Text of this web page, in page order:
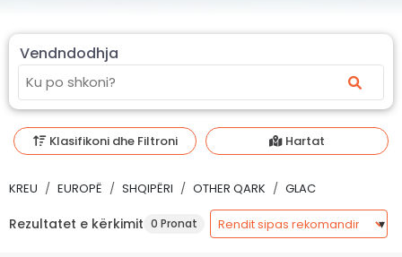
Vendndodhja
Klasifikoni dhe Filtroni Hartat
KREU EUROPË SHQIPËRI OTHER QARK GLAC
Rezultatet e kërkimit 0 Pronat